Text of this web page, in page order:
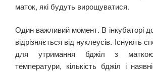
маток, які будуть вирощуватися.
Один важливий момент. В інкубаторі
відрізняється від нуклеусів. Існують
для утримання бджіл з маткою.
температури, кількість бджіл і